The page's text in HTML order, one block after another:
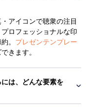
アイコンで聴衆の注目
ロフェッショナルな印
。 プレゼンテンプレー
きます。
は、どんな要素を